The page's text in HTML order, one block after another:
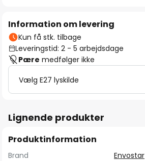
Information om levering
Kun få stk. tilbage
Leveringstid: 2 - 5 arbejdsdage
Pære medfølger ikke
Vælg E27 lyskilde
Lignende produkter
Produktinformation
Brand
Envostar